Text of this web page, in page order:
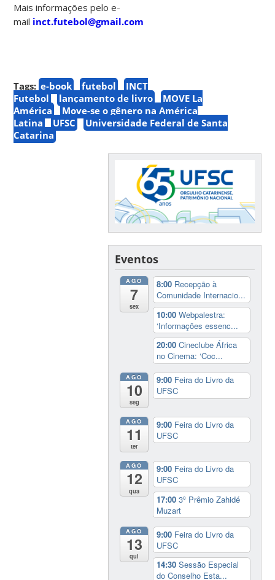
Mais informações pelo e-
mail inct.futebol@gmail.com
Tags: e-book futebol
INCT
Futebol
lançamento de livro
MOVE La
América
Move-se o gênero na América
Latina
UFSC
Universidade Federal de Santa
Catarina
Eventos
AGO
7
sex
8:00 Recepção à
Comunidade Internacio...
10:00Webpalestra:
‘Informações essenc...
20:00Cineclube África
no Cinema: ‘Coc...
AGO
10
seg
9:00 Feira do Livro da
UFSC
AGO
11
ter
9:00 Feira do Livro da
UFSC
AGO
12
qua
9:00 Feira do Livro da
UFSC
17:003º Prêmio Zahidé
Muzart
AGO
13
qui
9:00 Feira do Livro da
UFSC
14:30Sessão Especial
do Conselho Esta...